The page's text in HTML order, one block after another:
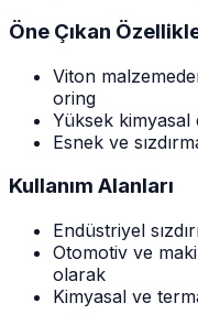
Öne Çıkan
Viton
oring
Yüksek kimyasal
Esnek ve
Kullanım Alanları
Endüstriyel
Otomotiv ve
olarak
Kimyasal ve